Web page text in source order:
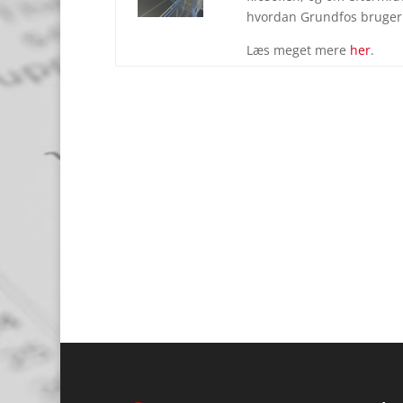
hvordan Grundfos
Læs meget mere her.